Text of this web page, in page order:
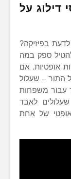
דילוג על
בפיזיקה?
להטיל ספק במה
אופטיות. אם
התור – שעלול
עבור משפחות
לאבד
של אחת